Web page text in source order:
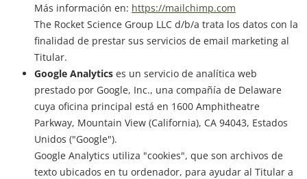
Más información en: https://mailchimp.com
The Rocket Science Group LLC d/b/a trata los datos con la
finalidad de prestar sus servicios de email marketing al
Titular.
Google Analytics es un servicio de analítica web
prestado por Google, Inc., una compañía de Delaware
cuya oficina principal está en 1600 Amphitheatre
Parkway, Mountain View (California), CA 94043, Estados
Unidos ("Google").
Google Analytics utiliza "cookies", que son archivos de
texto ubicados en tu ordenador, para ayudar al Titular a